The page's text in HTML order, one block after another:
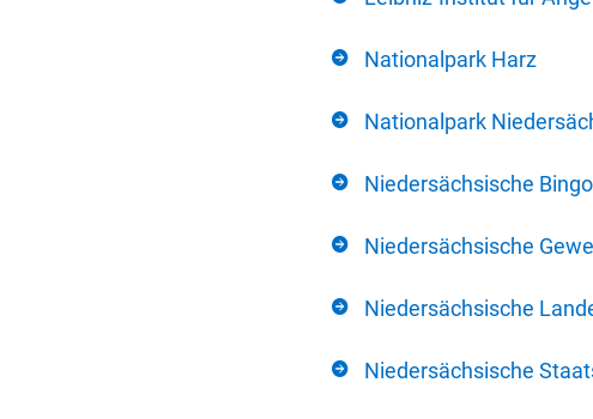
Nationalpark Harz
Nationalpark
Niedersächsische
Niedersächsische
Niedersächsische
Niedersächsische